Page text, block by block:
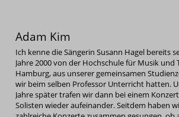
Adam Kim
Ich kenne die Sängerin Susann Hagel bereits
Jahre 2000 von der Hochschule für Musik und
Hamburg, aus unserer gemeinsamen
wir beim selben Professor Unterricht hatten.
Jahre später trafen wir dann bei einem
Solisten wieder aufeinander. Seitdem haben